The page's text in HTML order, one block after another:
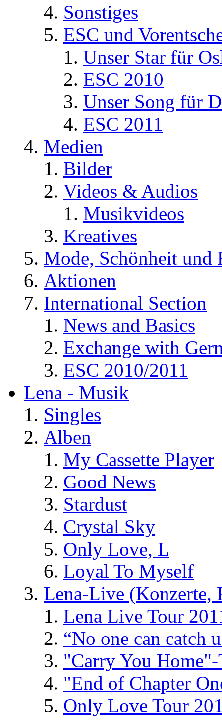
Sonstiges
ESC und
Unser Star für
ESC 2010
Unser Song für
ESC 2011
Medien
Bilder
Videos & Audios
Musikvideos
Kreatives
Mode, Schönheit und
Aktionen
International Section
News and Basics
Exchange with
ESC 2010/2011
Lena - Musik
Singles
Alben
My Cassette Player
Good News
Stardust
Crystal Sky
Only Love, L
Loyal To Myself
Lena-Live (Konzerte,
Lena Live Tour
“No one can catch
"Carry You
"End of Chapter
Only Love Tour